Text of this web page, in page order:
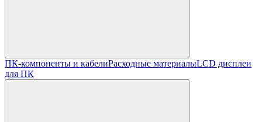
ПК-компоненты и кабелиРасходные материалыLCD дисплеи
для ПК